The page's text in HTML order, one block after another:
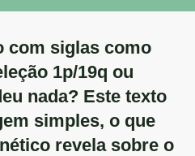
com siglas como
1p/19q ou
nada? Este texto
simples, o que
revela sobre o